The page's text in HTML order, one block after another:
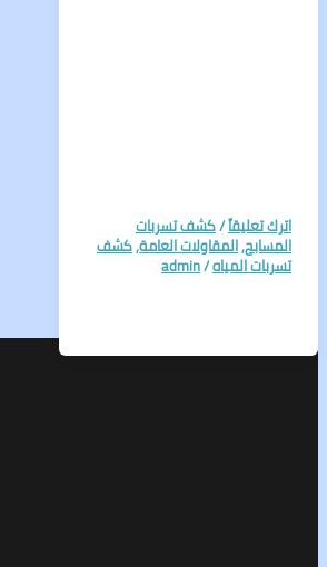
اترك تعليقاً/كشف تسربات
المسابح,المقاولات العامة,كشف
تسربات المياه/
admin